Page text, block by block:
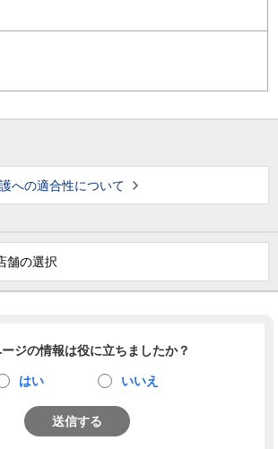
への適合性について
舗の選択
ジの情報は役に立ちましたか？
はい いいえ
送信する